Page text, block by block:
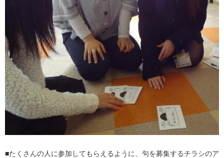
■たくさんの人に参加してもらえるように、句を募集するチラシのア